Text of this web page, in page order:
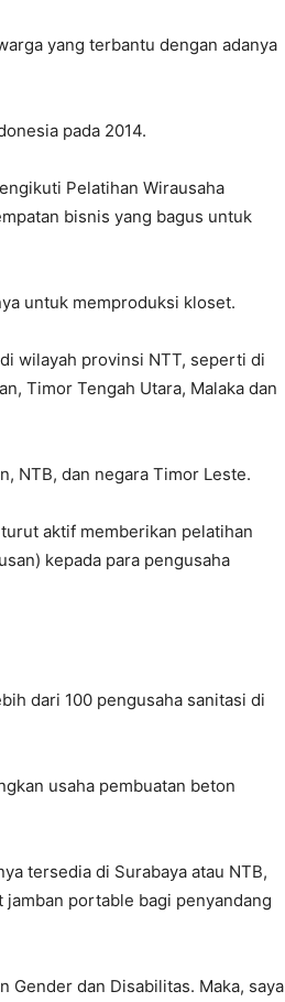
yang terbantu dengan adanya
pada 2014.
Pelatihan Wirausaha
bisnis yang bagus untuk
untuk memproduksi kloset.
wilayah provinsi NTT, seperti di
Timor Tengah Utara, Malaka dan
NTB, dan negara Timor Leste.
aktif memberikan pelatihan
kepada para pengusaha
dari 100 pengusaha sanitasi di
usaha pembuatan beton
tersedia di Surabaya atau NTB,
portable bagi penyandang
Gender dan Disabilitas. Maka, saya